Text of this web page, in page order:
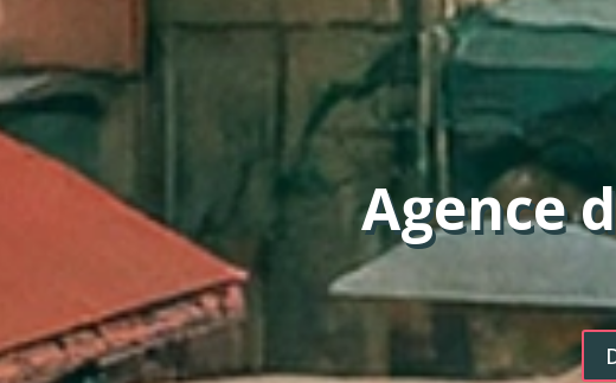
Agence